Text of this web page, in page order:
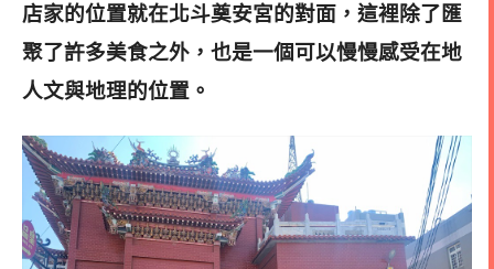
店家的位置就在北斗奠安宮的對面，這裡除了匯
聚了許多美食之外，也是一個可以慢慢感受在地
人文與地理的位置。